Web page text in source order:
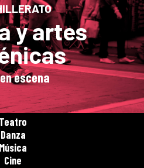
y artes
escena
Teatro
Danza
Música
Cine